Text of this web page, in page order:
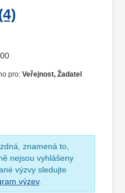
pro: Veřejnost, Žadatel
znamená to,
nejsou vyhlášeny
výzvy sledujte
výzev.